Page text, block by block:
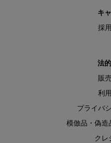
キ
採
法
販
利
プライバ
模倣品・偽造
クレ